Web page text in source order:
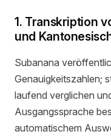
1. Transkription
und
Subanana
Genauigkeitszahlen;
laufend verglichen
Ausgangssprache
automatischem